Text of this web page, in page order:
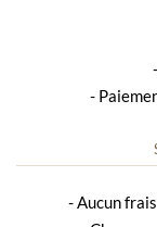
Aucun